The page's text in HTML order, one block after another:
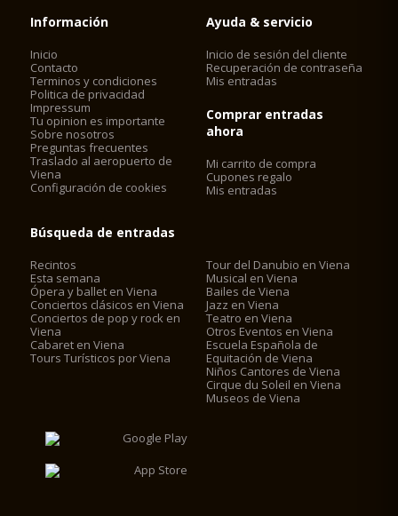
Información
Inicio
Contacto
Terminos y condiciones
Politica de privacidad
Impressum
Tu opinion es importante
Sobre nosotros
Preguntas frecuentes
Traslado al aeropuerto de
Viena
Configuración de cookies
Ayuda & servicio
Inicio de sesión del cliente
Recuperación de contraseña
Mis entradas
Comprar entradas
ahora
Mi carrito de compra
Cupones regalo
Mis entradas
Búsqueda de entradas
Recintos
Esta semana
Ópera y ballet en Viena
Conciertos clásicos en Viena
Conciertos de pop y rock en
Viena
Cabaret en Viena
Tours Turísticos por Viena
Tour del Danubio en Viena
Musical en Viena
Bailes de Viena
Jazz en Viena
Teatro en Viena
Otros Eventos en Viena
Escuela Española de
Equitación de Viena
Niños Cantores de Viena
Cirque du Soleil en Viena
Museos de Viena